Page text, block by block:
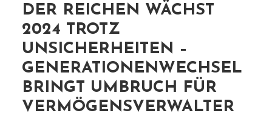
DER REICHEN WÄCHST
2024 TROTZ
UNSICHERHEITEN –
GENERATIONENWECHSEL
BRINGT UMBRUCH FÜR
VERMÖGENSVERWALTER